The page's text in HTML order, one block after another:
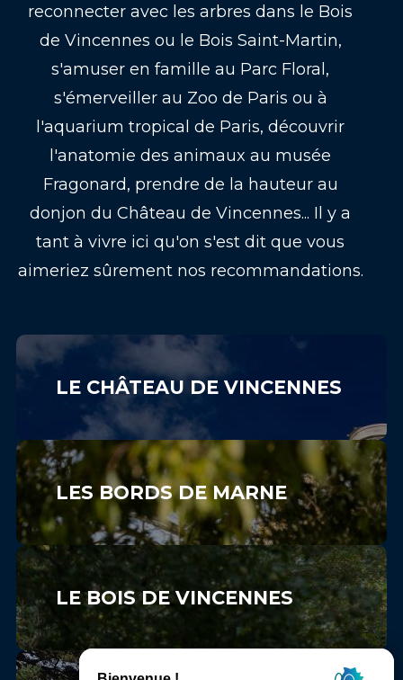
reconnecter avec les arbres dans le Bois
de Vincennes ou le Bois Saint-Martin,
s'amuser en famille au Parc Floral,
s'émerveiller au Zoo de Paris ou à
l'aquarium tropical de Paris, découvrir
l'anatomie des animaux au musée
Fragonard, prendre de la hauteur au
donjon du Château de Vincennes... Il y a
tant à vivre ici qu'on s'est dit que vous
aimeriez sûrement nos recommandations.
LE CHÂTEAU DE VINCENNES
LES BORDS DE MARNE
LE BOIS DE VINCENNES